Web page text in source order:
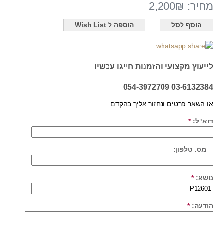
מחיר: 2,200₪
לייעוץ מקצועי והזמנות חייגו עכשיו
03-6132384 054-3972709
או השאר פרטים ונחזור אליך בהקדם.
דוא"ל:*
מס. טלפון:
נושא:*
הודעה:*